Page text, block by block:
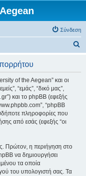
Σύνδεση
of the Aegean” και οι
“εμάς”, “δικό μας”,
και το phpBB (εφεξής
“phpBB
πληροφορίες που
από εσάς (εφεξής “οι
Πρώτον, η περιήγηση στο
να δημιουργήσει
τα οποία
του υπολογιστή σας. Τα